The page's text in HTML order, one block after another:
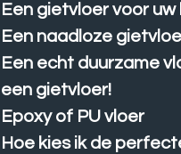
Een gietvloer voor
Een naadloze
Een echt duurzame
een gietvloer!
Epoxy of PU vloer
Hoe kies ik de